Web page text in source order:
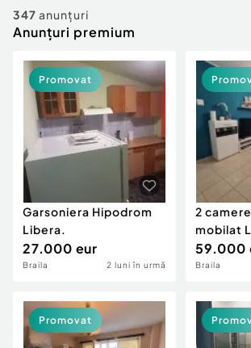
Servicii
Animale de companie
Afaceri și echipamente
Inchiriere Bunuri si Vehicule
Utilaje agricole si industriale
Piese auto si accesorii
Dacia Duster
347 anunțuri
Anunțuri premium
Garsoniera Hipodrom
Libera.
27.000 eur
Braila 2 luni în urmă
Promovat
2
mobilat
59.000
Braila
Promovat